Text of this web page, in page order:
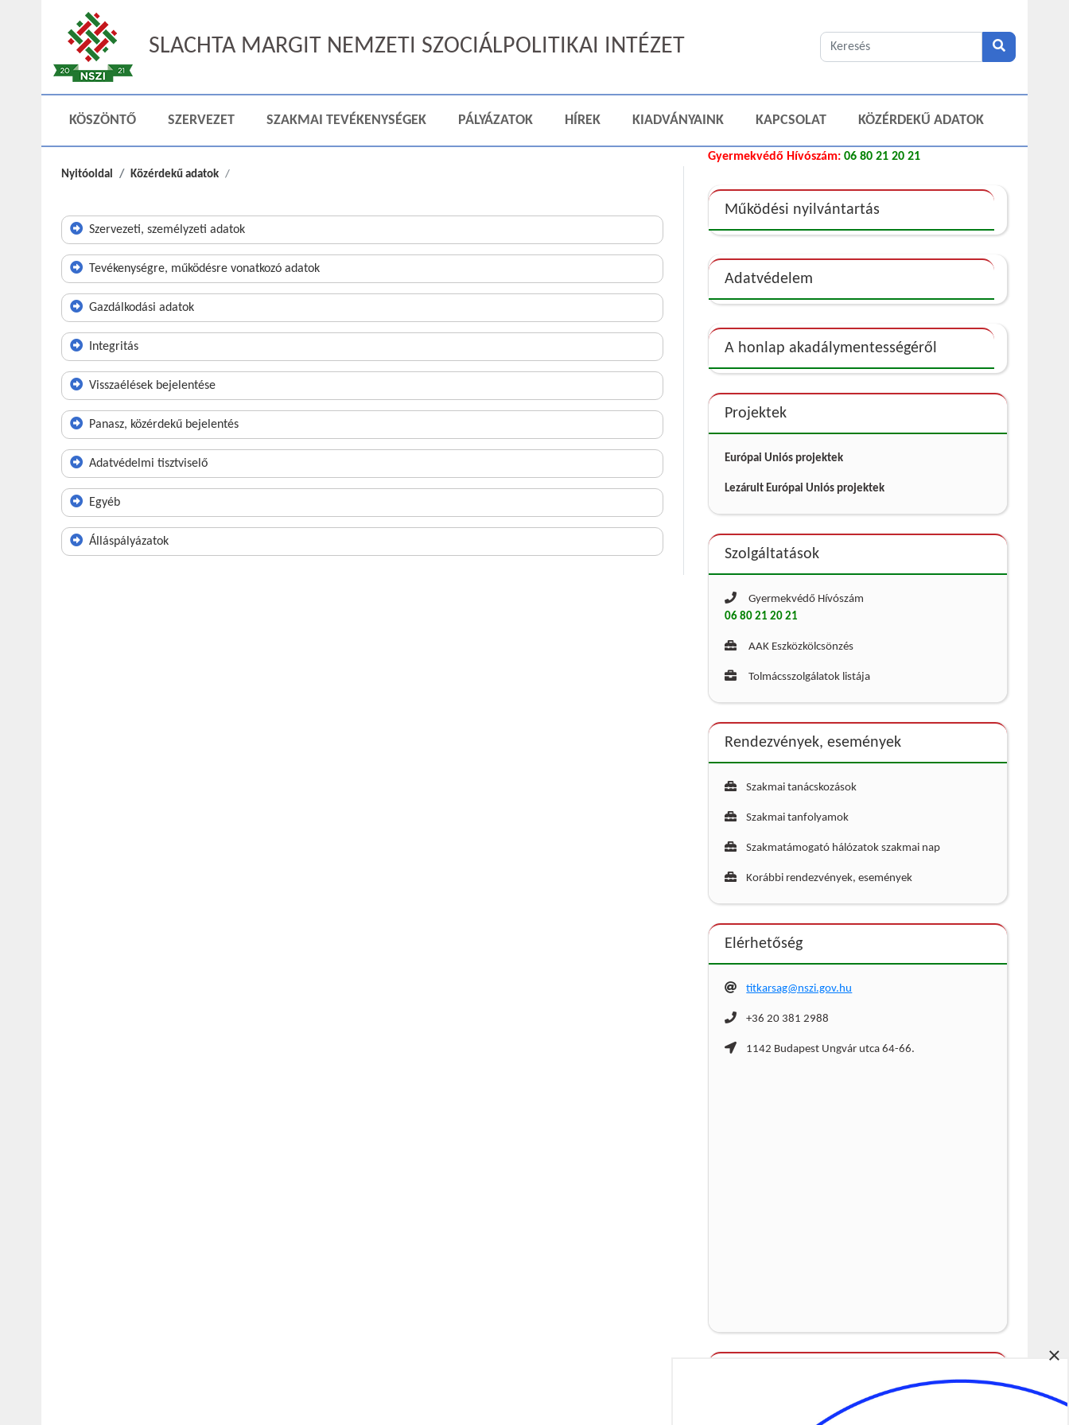
×
SLACHTA MARGIT NEMZETI SZOCIÁLPOLITIKAI INTÉZET
KÖSZÖNTŐ SZERVEZET SZAKMAI TEVÉKENYSÉGEK PÁLYÁZATOK HÍREK KIADVÁNYAINK KAPCSOLAT KÖZÉRDEKŰ ADATOK
Nyitóoldal Közérdekű adatok
Szervezeti, személyzeti adatok
Tevékenységre, működésre vonatkozó adatok
Gazdálkodási adatok
Integritás
Visszaélések bejelentése
Panasz, közérdekű bejelentés
Adatvédelmi tisztviselő
Egyéb
Álláspályázatok
Gyermekvédő Hívószám: 06 80 21 20 21
Működési nyilvántartás
Adatvédelem
A honlap akadálymentességéről
Projektek
Európai Uniós projektek
Lezárult Európai Uniós projektek
Szolgáltatások
Gyermekvédő Hívószám
06 80 21 20 21
AAK Eszközkölcsönzés
Tolmácsszolgálatok listája
Rendezvények, események
Szakmai tanácskozások
Szakmai tanfolyamok
Szakmatámogató hálózatok szakmai nap
Korábbi rendezvények, események
Elérhetőség
titkarsag@nszi.gov.hu
+36 20 381 2988
1142 Budapest Ungvár utca 64-66.